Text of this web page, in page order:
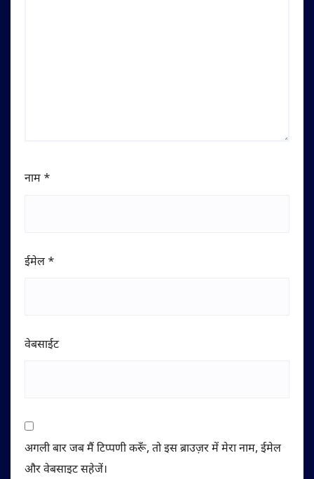
नाम *
ईमेल *
वेबसाईट
अगली बार जब मैं टिप्पणी करूँ, तो इस ब्राउज़र में मेरा नाम, ईमेल
और वेबसाइट सहेजें।